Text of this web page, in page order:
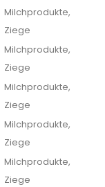
Milchprodukte,
Ziege
Milchprodukte,
Ziege
Milchprodukte,
Ziege
Milchprodukte,
Ziege
Milchprodukte,
Ziege